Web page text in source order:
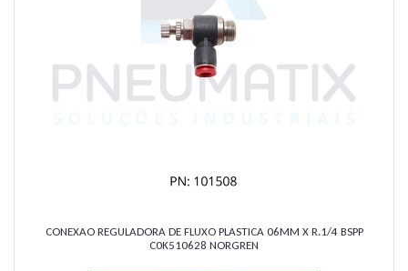
CONEXAO REGULADORA DE FLUXO PLASTICA 06MM X R.1/4 BSPP
C0K510628 NORGREN